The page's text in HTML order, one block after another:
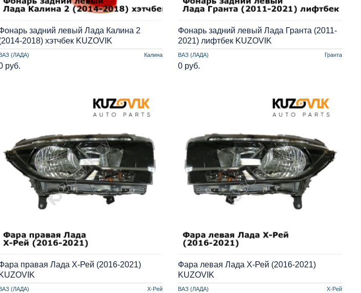
ВАЗ (ЛАДА) Калина
задний левый Лада Калина 2
2018) хэтчбек KUZOVIK
руб.
ВАЗ (ЛАДА) Гранта
Фонарь задний левый Лада Гранта (2011-
2021) лифтбек KUZOVIK
0 руб.
ВАЗ (ЛАДА) Х-Рей
правая Лада Х-Рей (2016-2021)
KUZOVIK
ВАЗ (ЛАДА) Х-Рей
Фара левая Лада Х-Рей (2016-2021)
KUZOVIK